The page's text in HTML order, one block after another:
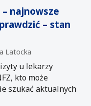
najnowsze
– stan
Latocka
u lekarzy
kto może
szukać aktualnych